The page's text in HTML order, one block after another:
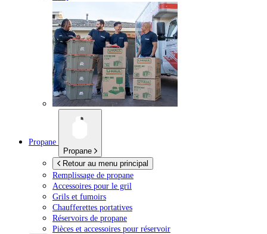
Propane
Propane
Retour au menu principal
Remplissage de propane
Accessoires pour le gril
Grils et fumoirs
Chaufferettes portatives
Réservoirs de propane
Pièces et accessoires pour réservoir